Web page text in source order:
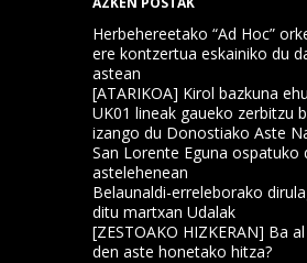
Herbehereetako “Ad Hoc”
ere kontzertua eskainiko du
astean
[ATARIKOA] Kirol bazkuna
UK01 lineak gaueko zerbitzu
izango du Donostiako Aste
San Lorente Eguna ospatuko
astelehenean
Belaunaldi-erreleborako
ditu martxan Udalak
[ZESTOAKO HIZKERAN] Ba
den aste honetako hitza?